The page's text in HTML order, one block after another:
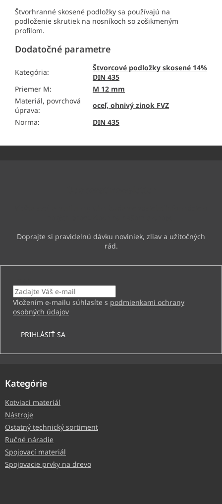
Štvorhranné skosené podložky sa používajú na
podloženie skrutiek na nosníkoch so zošikmeným
profilom.
Dodatočné parametre
Kategória:
Štvorcové podložky skosené 14%
DIN 435
Priemer M:
M 12 mm
Materiál, povrchová
úprava:
oceľ, ohnivý zinok FVZ
Norma: DIN 435
Vložením e-mailu súhlasíte s podmienkami ochrany
osobných údajov
PRIHLÁSIŤ SA
Kategórie
Kotviaci materiál
Nástroje
Ostatný technický sortiment
Ručné náradie
Spojovací materiál
Spojovacie prvky na drevo